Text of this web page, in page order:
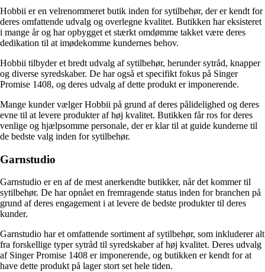
Hobbii er en velrenommeret butik inden for sytilbehør, der er kendt for
deres omfattende udvalg og overlegne kvalitet. Butikken har eksisteret
i mange år og har opbygget et stærkt omdømme takket være deres
dedikation til at imødekomme kundernes behov.
Hobbii tilbyder et bredt udvalg af sytilbehør, herunder sytråd, knapper
og diverse syredskaber. De har også et specifikt fokus på Singer
Promise 1408, og deres udvalg af dette produkt er imponerende.
Mange kunder vælger Hobbii på grund af deres pålidelighed og deres
evne til at levere produkter af høj kvalitet. Butikken får ros for deres
venlige og hjælpsomme personale, der er klar til at guide kunderne til
de bedste valg inden for sytilbehør.
Garnstudio
Garnstudio er en af de mest anerkendte butikker, når det kommer til
sytilbehør. De har opnået en fremragende status inden for branchen på
grund af deres engagement i at levere de bedste produkter til deres
kunder.
Garnstudio har et omfattende sortiment af sytilbehør, som inkluderer alt
fra forskellige typer sytråd til syredskaber af høj kvalitet. Deres udvalg
af Singer Promise 1408 er imponerende, og butikken er kendt for at
have dette produkt på lager stort set hele tiden.